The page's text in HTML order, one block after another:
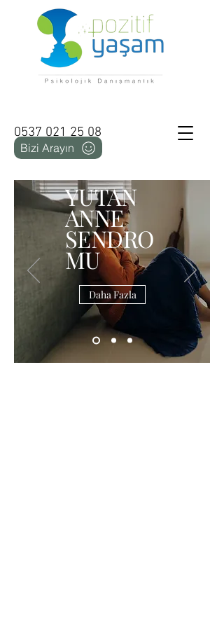
0537 021 25 08
Bizi Arayın
YUTAN
ANNE
SENDRO
MU
Daha Fazla